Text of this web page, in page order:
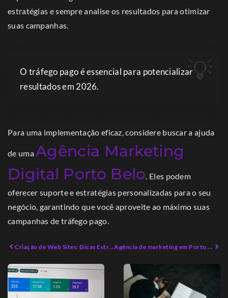
estratégias e sempre analise os resultados para otimizar
suas campanhas.
O tráfego pago é essencial para potencializar
resultados em 2026.
Para uma implementação eficaz, considere buscar a ajuda
de umaAgência Marketing
Digital Porto Belo . Eles podem
oferecer suporte e estratégias personalizadas para o seu
negócio, garantindo que você aproveite ao máximo suas
campanhas de tráfego pago.
Criação de Web Sites: Dicas Estruturais para Empreendedores Digitais Agência de marketing em Porto Belo: Oportunidades Imperdíveis para Seu Negócio